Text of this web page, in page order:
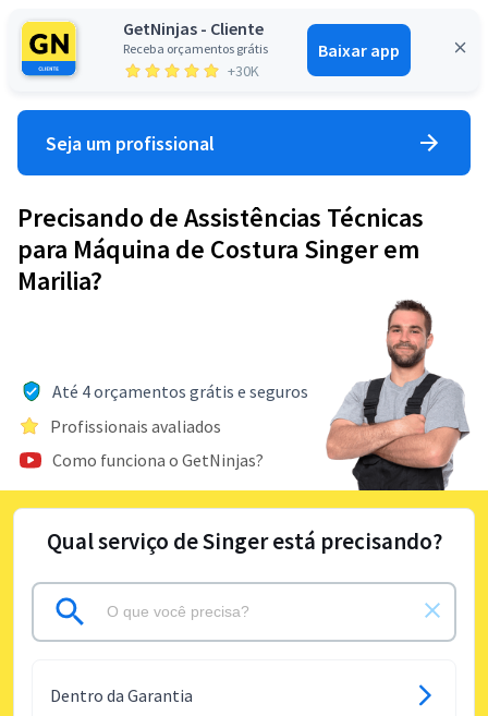
GetNinjas - Cliente
Receba orçamentos grátis
+30K
Baixar app
Entrar
Seja um profissional
Precisando de Assistências Técnicas
para Máquina de Costura Singer em
Marilia?
Até 4 orçamentos grátis e seguros
Profissionais avaliados
Como funciona o GetNinjas?
Qual serviço de Singer está precisando?
Dentro da Garantia